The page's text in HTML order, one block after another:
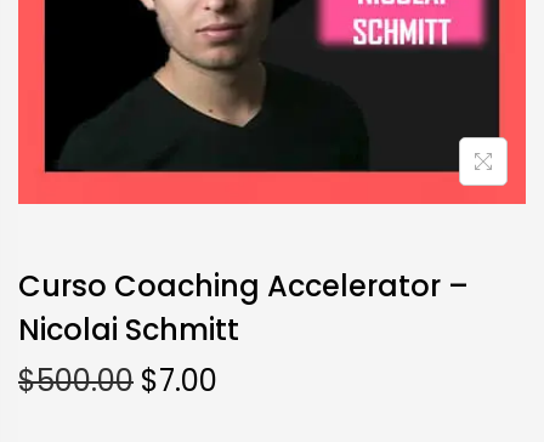
Curso Coaching Accelerator –
Nicolai Schmitt
$500.00 $7.00